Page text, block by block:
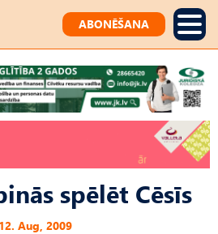
ABONĒŠANA
spēlēt Cēsīs
Aug, 2009